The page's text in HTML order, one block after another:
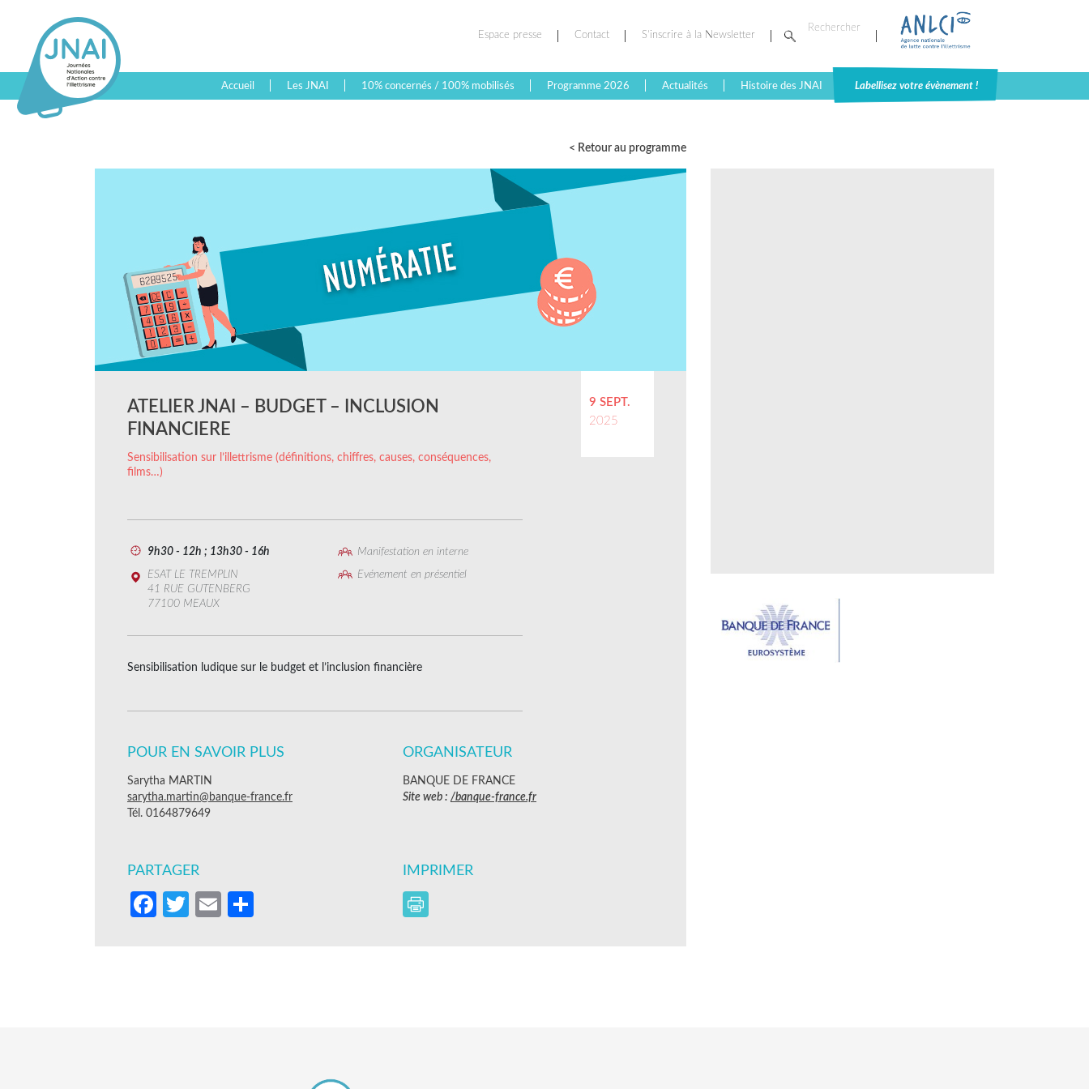
Espace presse Contact S’inscrire à la Newsletter
Accueil Les JNAI 10% concernés / 100% mobilisés Programme 2026 Actualités Histoire des JNAI Labellisez votre évènement !
< Retour au programme
9 SEPT.
2025
ATELIER JNAI – BUDGET – INCLUSION
FINANCIERE
Sensibilisation sur l’illettrisme (définitions, chiffres, causes, conséquences,
films…)
9h30 - 12h ; 13h30 - 16h
Manifestation en interne
ESAT LE TREMPLIN
41 RUE GUTENBERG
77100 MEAUX
Evénement en présentiel
Sensibilisation ludique sur le budget et l’inclusion financière
POUR EN SAVOIR PLUS
Sarytha MARTIN
sarytha.martin@banque-france.fr
Tél. 0164879649
ORGANISATEUR
BANQUE DE FRANCE
Site web : /banque-france.fr
PARTAGER
Facebook
Twitter
Email
IMPRIMER